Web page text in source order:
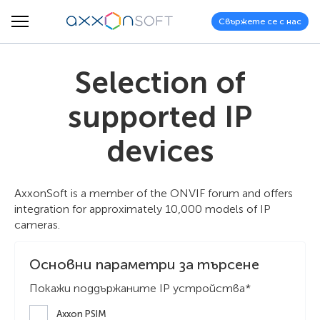
Свържете се с нас
Selection of
supported IP
devices
AxxonSoft is a member of the ONVIF forum and offers
integration for approximately 10,000 models of IP
cameras.
Основни параметри за търсене
Покажи поддържаните IP устройства*
Axxon PSIM